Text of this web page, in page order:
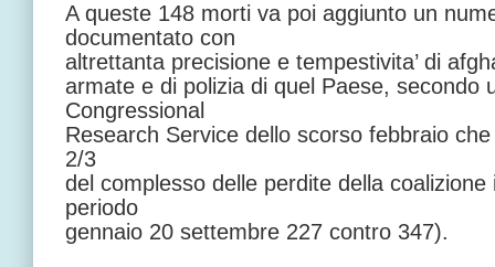
A queste 148 morti va poi aggiunto un
documentato con
altrettanta precisione e tempestivita’ di
armate e di polizia di quel Paese, secondo
Congressional
Research Service dello scorso febbraio
2/3
del complesso delle perdite della
periodo
gennaio 20 settembre 227 contro 347).